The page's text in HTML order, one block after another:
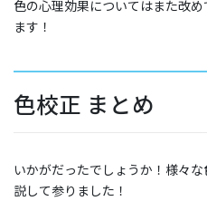
色の心理効果についてはまた改
ます！
色校正 まとめ
いかがだったでしょうか！様々
説して参りました！